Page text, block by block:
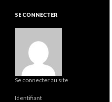
SE CONNECTER
Se connecter au site
Identifiant